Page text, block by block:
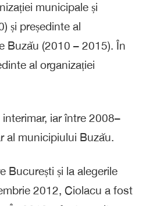
municipale și
și președinte al
Buzău (2010 – 2015). În
al organizației
iar între 2008–
al municipiului Buzău.
București și la alegerile
2012, Ciolacu a fost